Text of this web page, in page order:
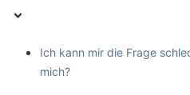
Ich kann mir die Frage
mich?